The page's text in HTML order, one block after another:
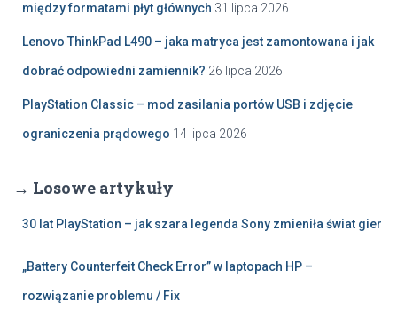
między formatami płyt głównych 31 lipca 2026
Lenovo ThinkPad L490 – jaka matryca jest zamontowana i jak
dobrać odpowiedni zamiennik? 26 lipca 2026
PlayStation Classic – mod zasilania portów USB i zdjęcie
ograniczenia prądowego 14 lipca 2026
→ Losowe artykuły
30 lat PlayStation – jak szara legenda Sony zmieniła świat gier
„Battery Counterfeit Check Error” w laptopach HP –
rozwiązanie problemu / Fix